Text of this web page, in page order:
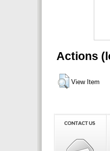
Actions
View Item